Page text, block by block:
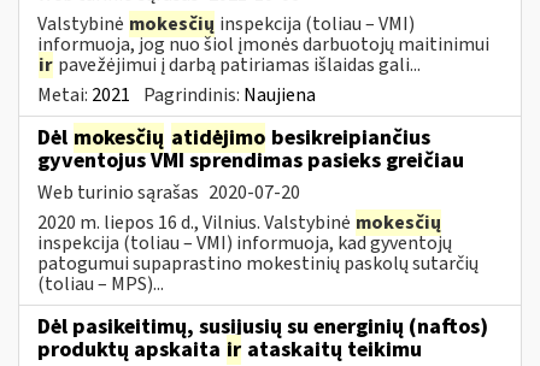
Valstybinė mokesčių inspekcija (toliau – VMI)
informuoja, jog nuo šiol įmonės darbuotojų maitinimui
ir pavežėjimui į darbą patiriamas išlaidas gali...
Metai: 2021 Pagrindinis: Naujiena
Dėl mokesčių atidėjimo besikreipiančius
gyventojus VMI sprendimas pasieks greičiau
Web turinio sąrašas 2020-07-20
2020 m. liepos 16 d., Vilnius. Valstybinė mokesčių
inspekcija (toliau – VMI) informuoja, kad gyventojų
patogumui supaprastino mokestinių paskolų sutarčių
(toliau – MPS)...
Dėl pasikeitimų, susijusių su energinių (naftos)
produktų apskaita ir ataskaitų teikimu